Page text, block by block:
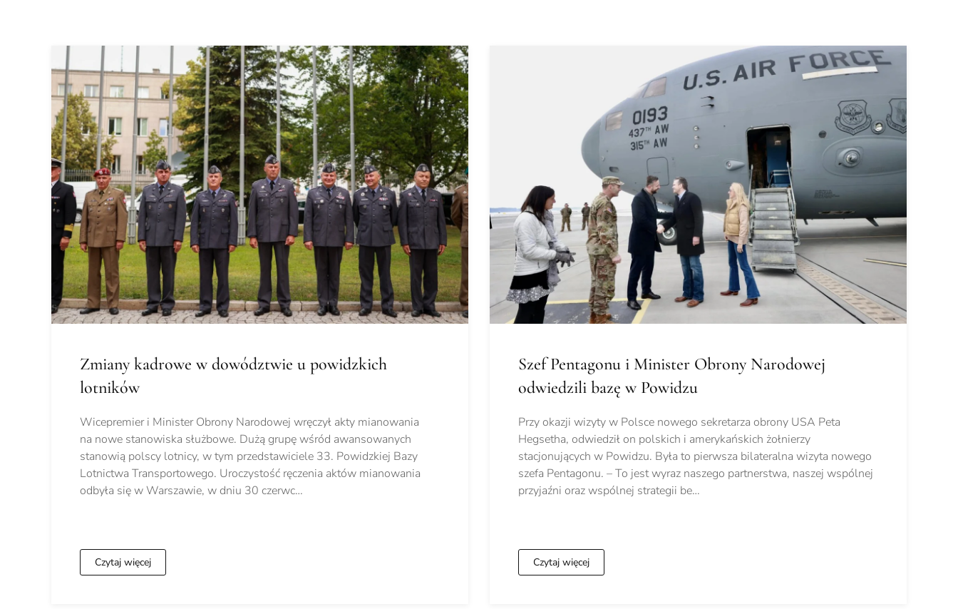
Zmiany kadrowe w dowództwie u powidzkich
lotników
Wicepremier i Minister Obrony Narodowej wręczył akty mianowania
na nowe stanowiska służbowe. Dużą grupę wśród awansowanych
stanowią polscy lotnicy, w tym przedstawiciele 33. Powidzkiej Bazy
Lotnictwa Transportowego. Uroczystość ręczenia aktów mianowania
odbyła się w Warszawie, w dniu 30 czerwc…
Czytaj więcej
Szef Pentagonu i Minister Obrony Narodowej
odwiedzili bazę w Powidzu
Przy okazji wizyty w Polsce nowego sekretarza obrony USA Peta
Hegsetha, odwiedził on polskich i amerykańskich żołnierzy
stacjonujących w Powidzu. Była to pierwsza bilateralna wizyta nowego
szefa Pentagonu. – To jest wyraz naszego partnerstwa, naszej wspólnej
przyjaźni oraz wspólnej strategii be…
Czytaj więcej